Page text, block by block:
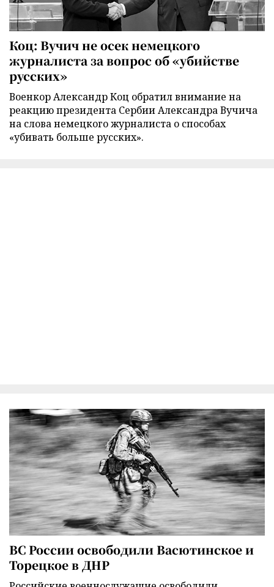
Коц: Вучич не осек немецкого
журналиста за вопрос об «убийстве
русских»
Военкор Александр Коц обратил внимание на
реакцию президента Сербии Александра Вучича
на слова немецкого журналиста о способах
«убивать больше русских».
ВС России освободили Васютинское и
Торецкое в ДНР